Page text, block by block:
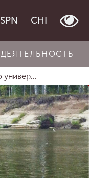
SPN CHI
универ...